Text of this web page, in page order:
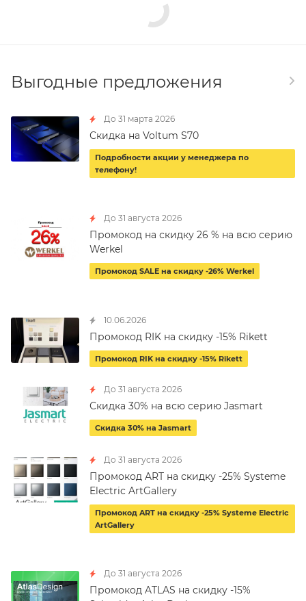
Выгодные предложения
До 31 марта 2026
Скидка на Voltum S70
Подробности акции у менеджера по
телефону!
До 31 августа 2026
Промокод на скидку 26 % на всю серию
Werkel
Промокод SALE на скидку -26% Werkel
10.06.2026
Промокод RIK на скидку -15% Rikett
Промокод RIK на скидку -15% Rikett
До 31 августа 2026
Скидка 30% на всю серию Jasmart
Скидка 30% на Jasmart
До 31 августа 2026
Промокод ART на скидку -25% Systeme
Electric ArtGallery
Промокод ART на скидку -25% Systeme Electric
ArtGallery
До 31 августа 2026
Промокод ATLAS на скидку -15%